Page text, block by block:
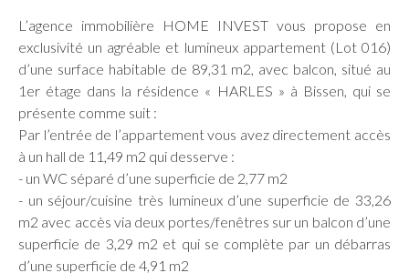
L’agence immobilière HOME INVEST vous propose en
exclusivité un agréable et lumineux appartement (Lot 016)
d’une surface habitable de 89,31 m2, avec balcon, situé au
1er étage dans la résidence « HARLES » à Bissen, qui se
présente comme suit :
Par l’entrée de l’appartement vous avez directement accès
à un hall de 11,49 m2 qui desserve :
- un WC séparé d’une superficie de 2,77 m2
- un séjour/cuisine très lumineux d’une superficie de 33,26
m2 avec accès via deux portes/fenêtres sur un balcon d’une
superficie de 3,29 m2 et qui se complète par un débarras
d’une superficie de 4,91 m2